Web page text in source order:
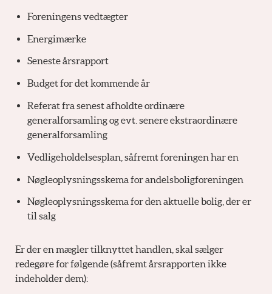
Foreningens vedtægter
Energimærke
Seneste årsrapport
Budget for det kommende år
Referat fra senest afholdte ordinære
generalforsamling og evt. senere ekstraordinære
generalforsamling
Vedligeholdelsesplan, såfremt foreningen har en
Nøgleoplysningsskema for andelsboligforeningen
Nøgleoplysningsskema for den aktuelle bolig, der er
til salg
Er der en mægler tilknyttet handlen, skal sælger
redegøre for følgende (såfremt årsrapporten ikke
indeholder dem):